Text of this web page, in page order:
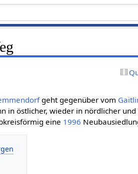
geht gegenüber vom
in östlicher, wieder in nördlicher
eine 1996